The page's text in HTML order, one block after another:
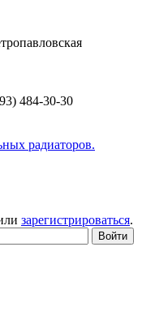
484-30-30
зарегистрироваться.